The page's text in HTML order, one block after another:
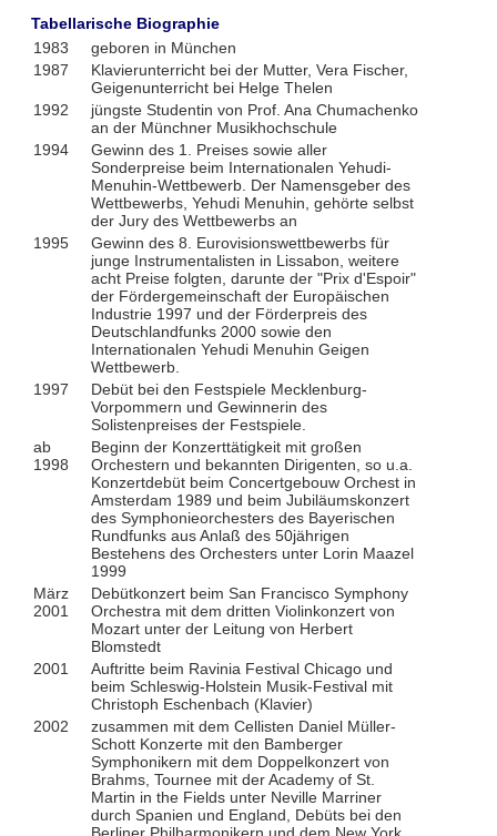
Tabellarische Biographie
1983
geboren in München
1987
Klavierunterricht bei der Mutter, Vera Fischer,
Geigenunterricht bei Helge Thelen
1992
jüngste Studentin von Prof. Ana Chumachenko
an der Münchner Musikhochschule
1994
Gewinn des 1. Preises sowie aller
Sonderpreise beim Internationalen Yehudi-
Menuhin-Wettbewerb. Der Namensgeber des
Wettbewerbs, Yehudi Menuhin, gehörte selbst
der Jury des Wettbewerbs an
1995
Gewinn des 8. Eurovisionswettbewerbs für
junge Instrumentalisten in Lissabon, weitere
acht Preise folgten, darunte der "Prix d'Espoir"
der Fördergemeinschaft der Europäischen
Industrie 1997 und der Förderpreis des
Deutschlandfunks 2000 sowie den
Internationalen Yehudi Menuhin Geigen
Wettbewerb.
1997
Debüt bei den Festspiele Mecklenburg-
Vorpommern und Gewinnerin des
Solistenpreises der Festspiele.
ab
1998
Beginn der Konzerttätigkeit mit großen
Orchestern und bekannten Dirigenten, so u.a.
Konzertdebüt beim Concertgebouw Orchest in
Amsterdam 1989 und beim Jubiläumskonzert
des Symphonieorchesters des Bayerischen
Rundfunks aus Anlaß des 50jährigen
Bestehens des Orchesters unter Lorin Maazel
1999
März
2001
Debütkonzert beim San Francisco Symphony
Orchestra mit dem dritten Violinkonzert von
Mozart unter der Leitung von Herbert
Blomstedt
2001
Auftritte beim Ravinia Festival Chicago und
beim Schleswig-Holstein Musik-Festival mit
Christoph Eschenbach (Klavier)
2002
zusammen mit dem Cellisten Daniel Müller-
Schott Konzerte mit den Bamberger
Symphonikern mit dem Doppelkonzert von
Brahms, Tournee mit der Academy of St.
Martin in the Fields unter Neville Marriner
durch Spanien und England, Debüts bei den